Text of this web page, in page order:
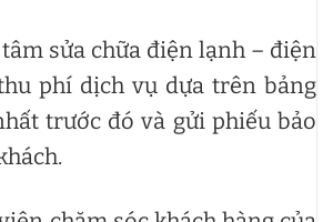
sửa chữa điện lạnh – điện
phí dịch vụ dựa trên bảng
trước đó và gửi phiếu bảo